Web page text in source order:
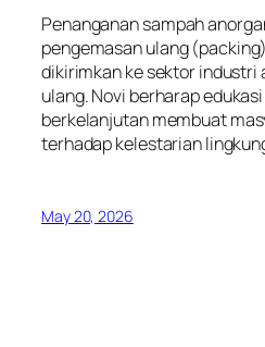
Penanganan sampah
pengemasan ulang
dikirimkan ke sektor industri
ulang. Novi berharap
berkelanjutan membuat
terhadap kelestarian
May 20, 2026